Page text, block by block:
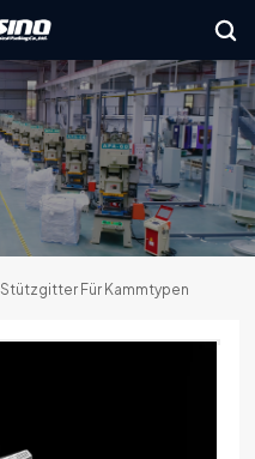
Stützgitter Für Kammtypen